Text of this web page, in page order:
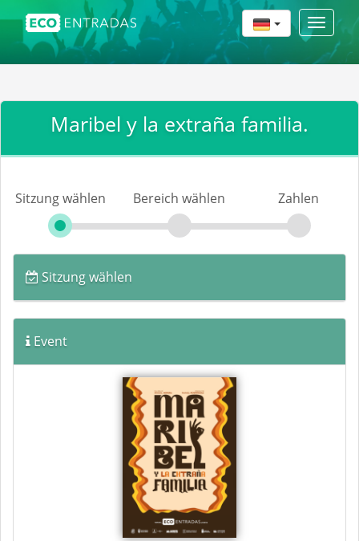
Toggle
Maribel y la extraña familia.
Sitzung wählen Bereich wählen Zahlen
Sitzung wählen
Event